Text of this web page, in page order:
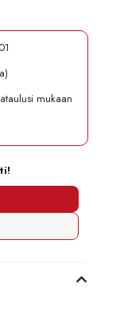
mukaan